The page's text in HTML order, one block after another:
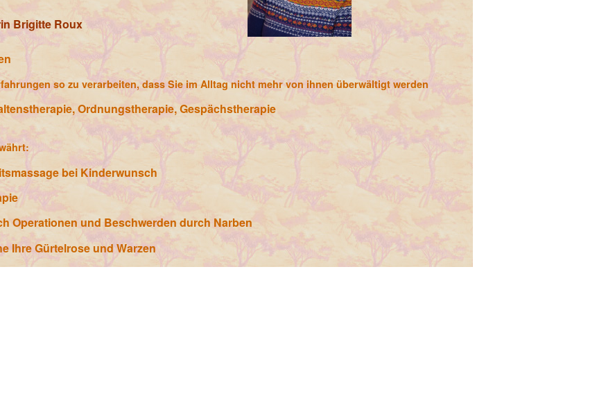
Brigitte Roux
so zu verarbeiten, dass Sie im Alltag nicht mehr von ihnen überwältigt werden
Ordnungstherapie, Gespächstherapie
bei Kinderwunsch
Operationen und Beschwerden durch Narben
Ihre Gürtelrose und Warzen